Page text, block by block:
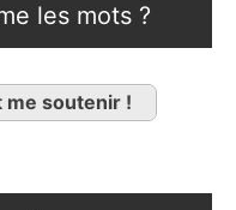
les mots ?
me soutenir !